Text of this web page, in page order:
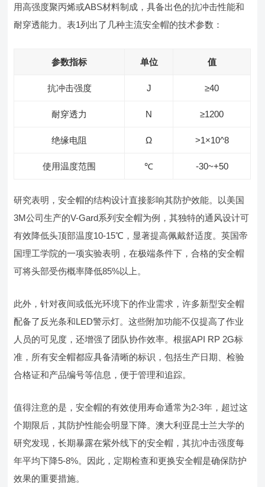
用高强度聚丙烯或ABS材料制成，具备出色的抗冲击性能和
耐穿透能力。表1列出了几种主流安全帽的技术参数：
参数指标 单位 值
抗冲击强度 J ≥40
耐穿透力 N ≥1200
绝缘电阻 Ω >1×10^8
使用温度范围 ℃ -30~+50
研究表明，安全帽的结构设计直接影响其防护效能。以美国
3M公司生产的V-Gard系列安全帽为例，其独特的通风设计可
有效降低头顶部温度10-15℃，显著提高佩戴舒适度。英国帝
国理工学院的一项实验表明，在极端条件下，合格的安全帽
可将头部受伤概率降低85%以上。
此外，针对夜间或低光环境下的作业需求，许多新型安全帽
配备了反光条和LED警示灯。这些附加功能不仅提高了作业
人员的可见度，还增强了团队协作效率。根据API RP 2G标
准，所有安全帽都应具备清晰的标识，包括生产日期、检验
合格证和产品编号等信息，便于管理和追踪。
值得注意的是，安全帽的有效使用寿命通常为2-3年，超过这
个期限后，其防护性能会明显下降。澳大利亚昆士兰大学的
研究发现，长期暴露在紫外线下的安全帽，其抗冲击强度每
年平均下降5-8%。因此，定期检查和更换安全帽是确保防护
效果的重要措施。